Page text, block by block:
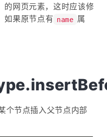
的网页元素，这时应该修
如果原节点有 name 属
个节点插入父节点内部